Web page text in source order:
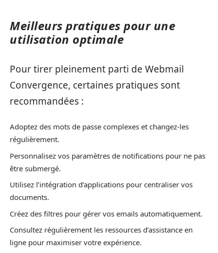
Meilleurs pratiques pour une
utilisation optimale
Pour tirer pleinement parti de Webmail
Convergence, certaines pratiques sont
recommandées :
Adoptez des mots de passe complexes et changez-les
régulièrement.
Personnalisez vos paramètres de notifications pour ne pas
être submergé.
Utilisez l’intégration d’applications pour centraliser vos
documents.
Créez des filtres pour gérer vos emails automatiquement.
Consultez régulièrement les ressources d’assistance en
ligne pour maximiser votre expérience.